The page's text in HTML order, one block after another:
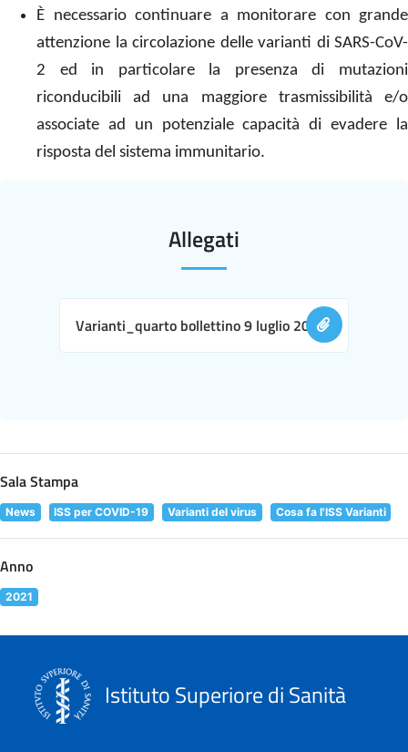
È necessario continuare a monitorare con grande
attenzione la circolazione delle varianti di SARS-CoV-
2 ed in particolare la presenza di mutazioni
riconducibili ad una maggiore trasmissibilità e/o
associate ad un potenziale capacità di evadere la
risposta del sistema immunitario.
Allegati
Varianti_quarto bollettino 9 luglio 2021
Sala Stampa
News ISS per COVID-19 Varianti del virus Cosa fa l'ISS Varianti
Anno
2021
Istituto Superiore di Sanità